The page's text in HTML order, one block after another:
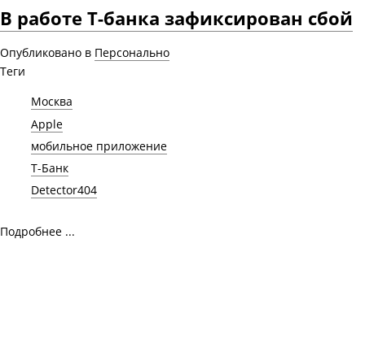
В работе Т-банка зафиксирован сбой
Опубликовано в Персонально
Теги
Москва
Apple
мобильное приложение
Т-Банк
Detector404
Подробнее ...